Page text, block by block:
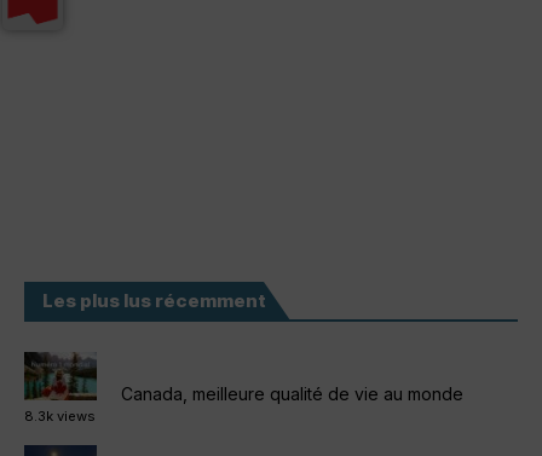
Les plus lus récemment
Canada, meilleure qualité de vie au monde
8.3k views